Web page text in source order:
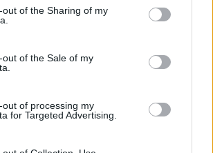
visit or usage behaviour. You may click to
to Google and its third-party tags to
specified purposes in below Google
out of the Sharing of my
out of the Sale of my
out of processing my
for Targeted Advertising.
τις “πτήσεις στο πουθενά”,
“πτήσεις μυστηρίου”!